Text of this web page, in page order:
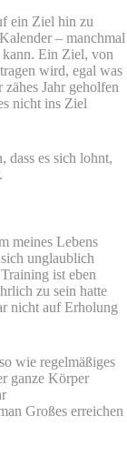
ein Ziel hin zu
– manchmal
kann. Ein Ziel, von
wird, egal was
Jahr geholfen
nicht ins Ziel
dass es sich lohnt,
meines Lebens
unglaublich
ist eben
zu sein hatte
nicht auf Erholung
wie regelmäßiges
ganze Körper
Großes erreichen